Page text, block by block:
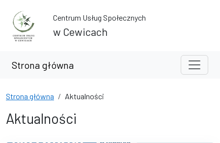
Przejdź do treści
Przejdź do wyszukiwarkiCentrum Usług Społecznych
w Cewicach
Strona główna
Strona główna Aktualności
Aktualności